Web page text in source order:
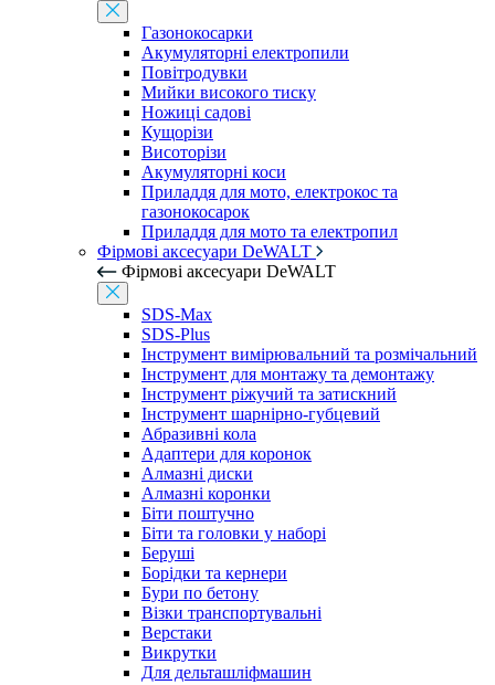
Газонокосарки
Акумуляторні електропили
Повітродувки
Мийки високого тиску
Ножиці садові
Кущорізи
Висоторізи
Акумуляторні коси
Приладдя для мото, електрокос та
газонокосарок
Приладдя для мото та електропил
Фірмові аксесуари DeWALT
Фірмові аксесуари DeWALT
SDS-Max
SDS-Plus
Інструмент вимірювальний та розмічальний
Інструмент для монтажу та демонтажу
Інструмент ріжучий та затискний
Інструмент шарнірно-губцевий
Абразивні кола
Адаптери для коронок
Алмазні диски
Алмазні коронки
Біти поштучно
Біти та головки у наборі
Беруші
Борідки та кернери
Бури по бетону
Візки транспортувальні
Верстаки
Викрутки
Для дельташліфмашин